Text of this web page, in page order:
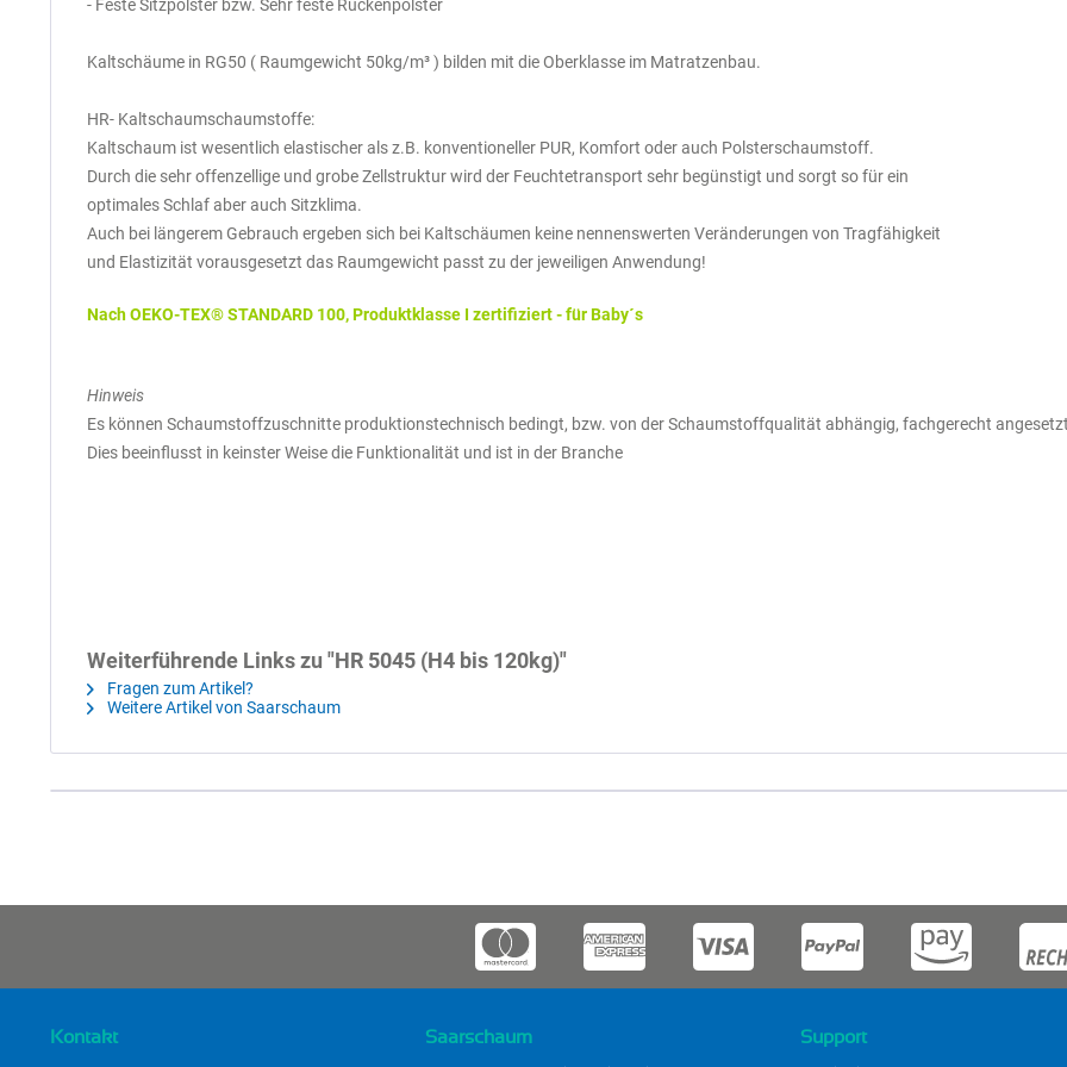
- Feste Sitzpolster bzw. Sehr feste Rückenpolster
Kaltschäume in RG50 ( Raumgewicht 50kg/m³ ) bilden mit die Oberklasse im Matratzenbau.
HR- Kaltschaumschaumstoffe:
Kaltschaum ist wesentlich elastischer als z.B. konventioneller PUR, Komfort oder auch Polsterschaumstoff.
Durch die sehr offenzellige und grobe Zellstruktur wird der Feuchtetransport sehr begünstigt und sorgt so für ein
optimales Schlaf aber auch Sitzklima.
Auch bei längerem Gebrauch ergeben sich bei Kaltschäumen keine nennenswerten Veränderungen von Tragfähigkeit
und Elastizität vorausgesetzt das Raumgewicht passt zu der jeweiligen Anwendung!
Nach OEKO-TEX® STANDARD 100, Produktklasse I zertifiziert - für Baby´s
Hinweis
Es können Schaumstoffzuschnitte produktionstechnisch bedingt, bzw. von der Schaumstoffqualität abhängig, fachgerecht
Dies beeinflusst in keinster Weise die Funktionalität und ist in der Branche
Weiterführende Links zu "HR 5045 (H4 bis 120kg)"
Fragen zum Artikel?
Weitere Artikel von Saarschaum
Kontakt Saarschaum Support